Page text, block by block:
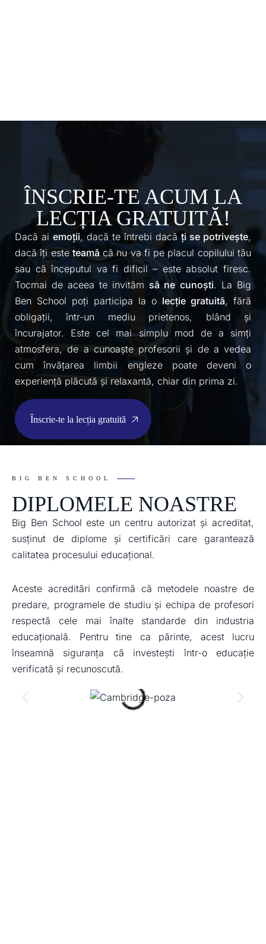
ÎNSCRIE-TE ACUM LA
LECȚIA GRATUITĂ!
Dacă ai emoții, dacă te întrebi dacăți se potrivește,
dacă îți esteteamăcă nu va fi pe placul copilului tău
sau că începutul va fi dificil – este absolut firesc.
Tocmai de aceea te invităm să ne cunoști. La Big
Ben School poți participa la o lecție gratuită, fără
obligații, într-un mediu prietenos, blând și
încurajator. Este cel mai simplu mod de a simți
atmosfera, de a cunoaște profesorii și de a vedea
cum învățarea limbii engleze poate deveni o
experiență plăcută și relaxantă, chiar din prima zi.
Înscrie-te la lecția gratuită
BIG BEN SCHOOL
DIPLOMELE NOASTRE
Big Ben School este un centru autorizat și acreditat,
susținut de diplome și certificări care garantează
calitatea procesului educațional.
Aceste acreditări confirmă că metodele noastre de
predare, programele de studiu și echipa de profesori
respectă cele mai înalte standarde din industria
educațională. Pentru tine ca părinte, acest lucru
înseamnă siguranța că investești într-o educație
verificată și recunoscută.